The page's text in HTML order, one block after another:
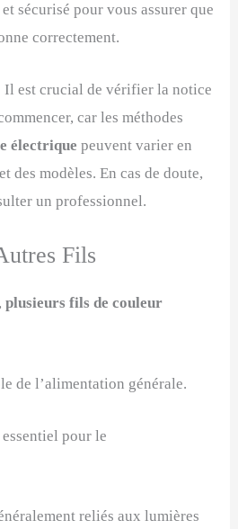
sécurisé pour vous assurer que
correctement.
Il est crucial de vérifier la notice
car les méthodes
électriquepeuvent varier en
des modèles. En cas de doute,
un professionnel.
Fils
plusieurs fils de couleur
de l’alimentation générale.
pour le
reliés aux lumières